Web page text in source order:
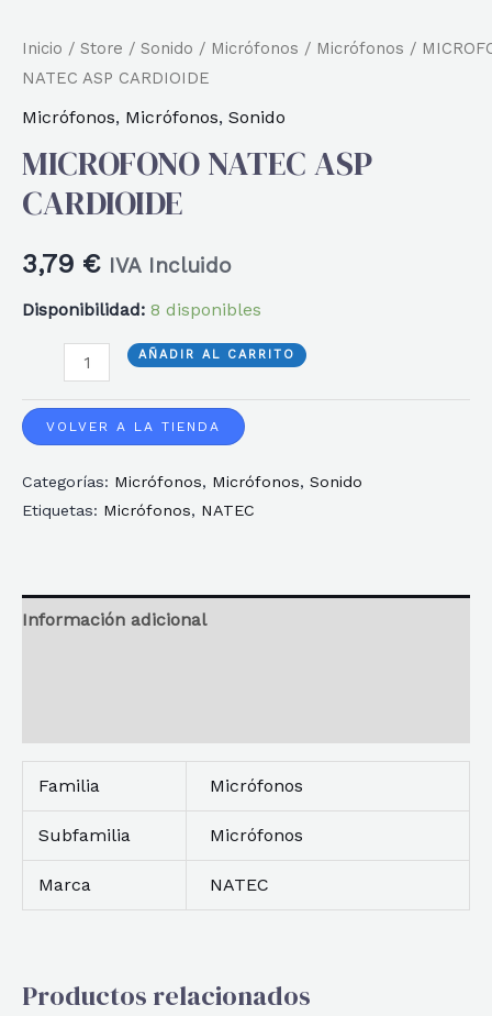
Inicio / Store / Sonido / Micrófonos / Micrófonos /
NATEC ASP CARDIOIDE
Micrófonos, Micrófonos, Sonido
MICROFONO NATEC ASP
CARDIOIDE
3,79 € IVA Incluido
Disponibilidad: 8 disponibles
MICROFONO
ASP
cantidad
AÑADIR AL CARRITO
VOLVER A LA TIENDA
Categorías: Micrófonos, Micrófonos, Sonido
Etiquetas: Micrófonos, NATEC
Información adicional
Familia Micrófonos
Subfamilia Micrófonos
Marca NATEC
Productos relacionados